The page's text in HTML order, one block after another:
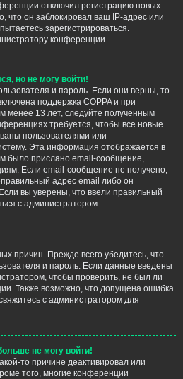
отключил регистрацию новых
что он заблокировал ваш IP-адрес или
зарегистрироваться.
конференции.
но не могу войти!
и пароль. Если они верны, то
поддержка COPPA и при
менее 13 лет, следуйте полученным
требуется, чтобы все новые
пользователями или
Эта информация отображается в
было прислано email-сообщение,
Если email-сообщение не получено,
адрес email либо он
вы уверены, что ввели правильный
с администратором.
причин. Прежде всего убедитесь, что
и пароль. Если данные введены
чтобы проверить, не был ли
Также возможно, что допущена ошибка
с администратором для
не могу войти!
то причине деактивировал или
того, многие конференции